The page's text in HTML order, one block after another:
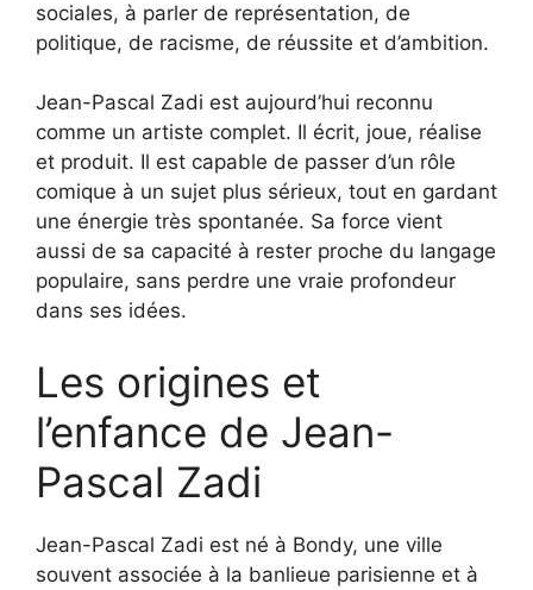
sociales, à parler de représentation, de
politique, de racisme, de réussite et d’ambition.
Jean-Pascal Zadi est aujourd’hui reconnu
comme un artiste complet. Il écrit, joue, réalise
et produit. Il est capable de passer d’un rôle
comique à un sujet plus sérieux, tout en gardant
une énergie très spontanée. Sa force vient
aussi de sa capacité à rester proche du langage
populaire, sans perdre une vraie profondeur
dans ses idées.
Les origines et
l’enfance de Jean-
Pascal Zadi
Jean-Pascal Zadi est né à Bondy, une ville
souvent associée à la banlieue parisienne et à